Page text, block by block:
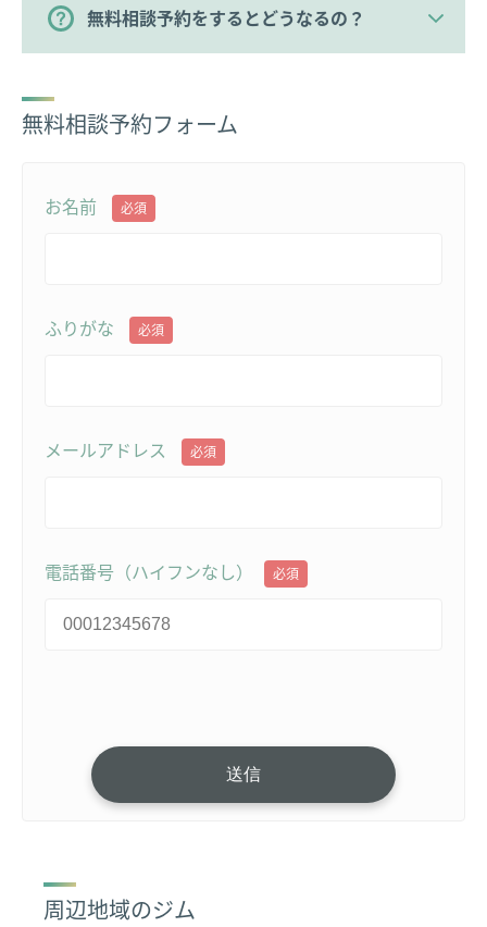
メント学士号
無料相談予約をするとどうなるの？
無料相談予約フォーム
お名前 必須
ふりがな 必須
メールアドレス 必須
電話番号（ハイフンなし） 必須
周辺地域のジム